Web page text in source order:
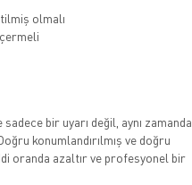
olmalı
bir uyarı değil, aynı zamanda
konumlandırılmış ve doğru
oranda azaltır ve profesyonel bir